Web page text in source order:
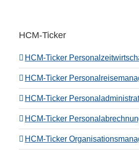
HCM-Ticker
HCM-Ticker
HCM-Ticker
HCM-Ticker
HCM-Ticker
HCM-Ticker